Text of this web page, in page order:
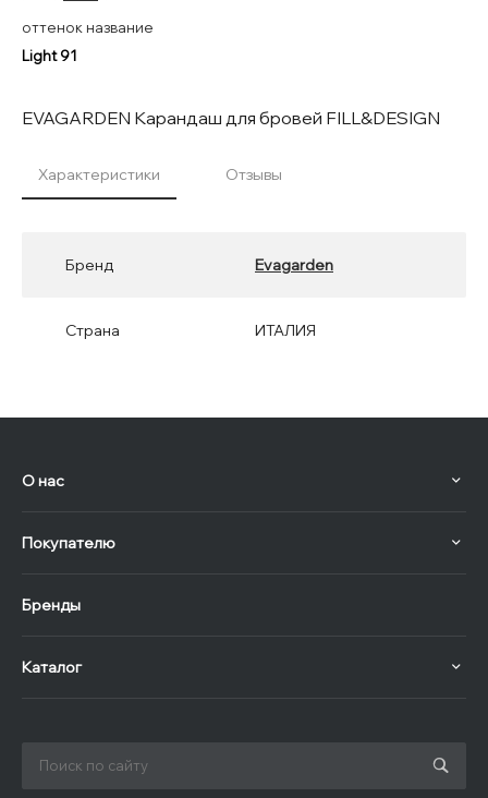
оттенок название
Light 91
EVAGARDEN Карандаш для бровей FILL&DESIGN
Характеристики Отзывы
Бренд Evagarden
Страна ИТАЛИЯ
О нас
Покупателю
Бренды
Каталог